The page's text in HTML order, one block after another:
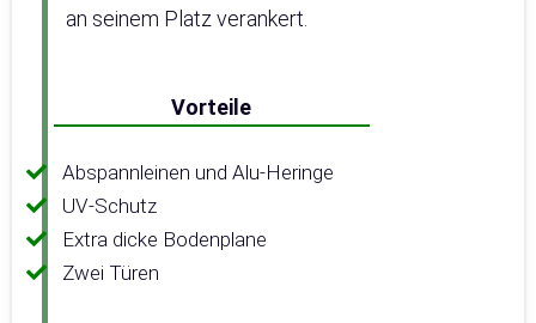
an seinem Platz verankert.
Vorteile
Abspannleinen und Alu-Heringe
UV-Schutz
Extra dicke Bodenplane
Zwei Türen